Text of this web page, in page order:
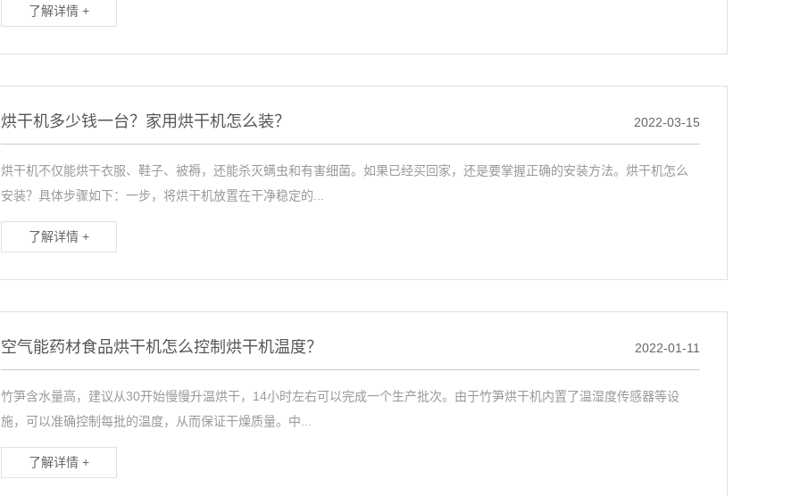
了解详情 +
烘干机多少钱一台？家用烘干机怎么装？ 2022-03-15
烘干机不仅能烘干衣服、鞋子、被褥，还能杀灭螨虫和有害细菌。如果已经买回家，还是要掌握正确的安装方法。烘干机怎么
安装？具体步骤如下：一步，将烘干机放置在干净稳定的...
了解详情 +
空气能药材食品烘干机怎么控制烘干机温度？ 2022-01-11
竹笋含水量高，建议从30开始慢慢升温烘干，14小时左右可以完成一个生产批次。由于竹笋烘干机内置了温湿度传感器等设
施，可以准确控制每批的温度，从而保证干燥质量。中...
了解详情 +